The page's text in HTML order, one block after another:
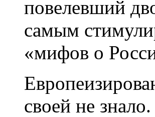
повелевший
самым
«мифов о
своей не